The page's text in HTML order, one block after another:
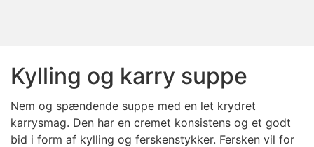
Kylling og karry suppe
Nem og spændende suppe med en let krydret
karrysmag. Den har en cremet konsistens og et godt
bid i form af kylling og ferskenstykker. Fersken vil for